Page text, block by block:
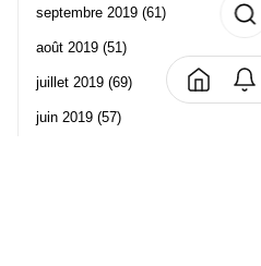
septembre 2019 (61)
août 2019 (51)
juillet 2019 (69)
juin 2019 (57)